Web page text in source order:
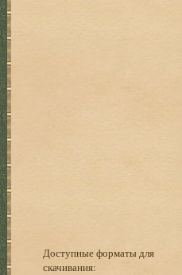
Доступные форматы для
скачивания: